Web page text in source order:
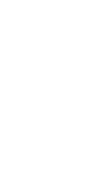
selon vos
étiquettes
et bonbons
En
vous soyez
Alors
notre large